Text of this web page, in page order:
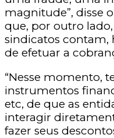
magnitude”, disse
que, por outro lado,
sindicatos contam,
de efetuar a
“Nesse momento,
instrumentos
etc, de que as
interagir
fazer seus